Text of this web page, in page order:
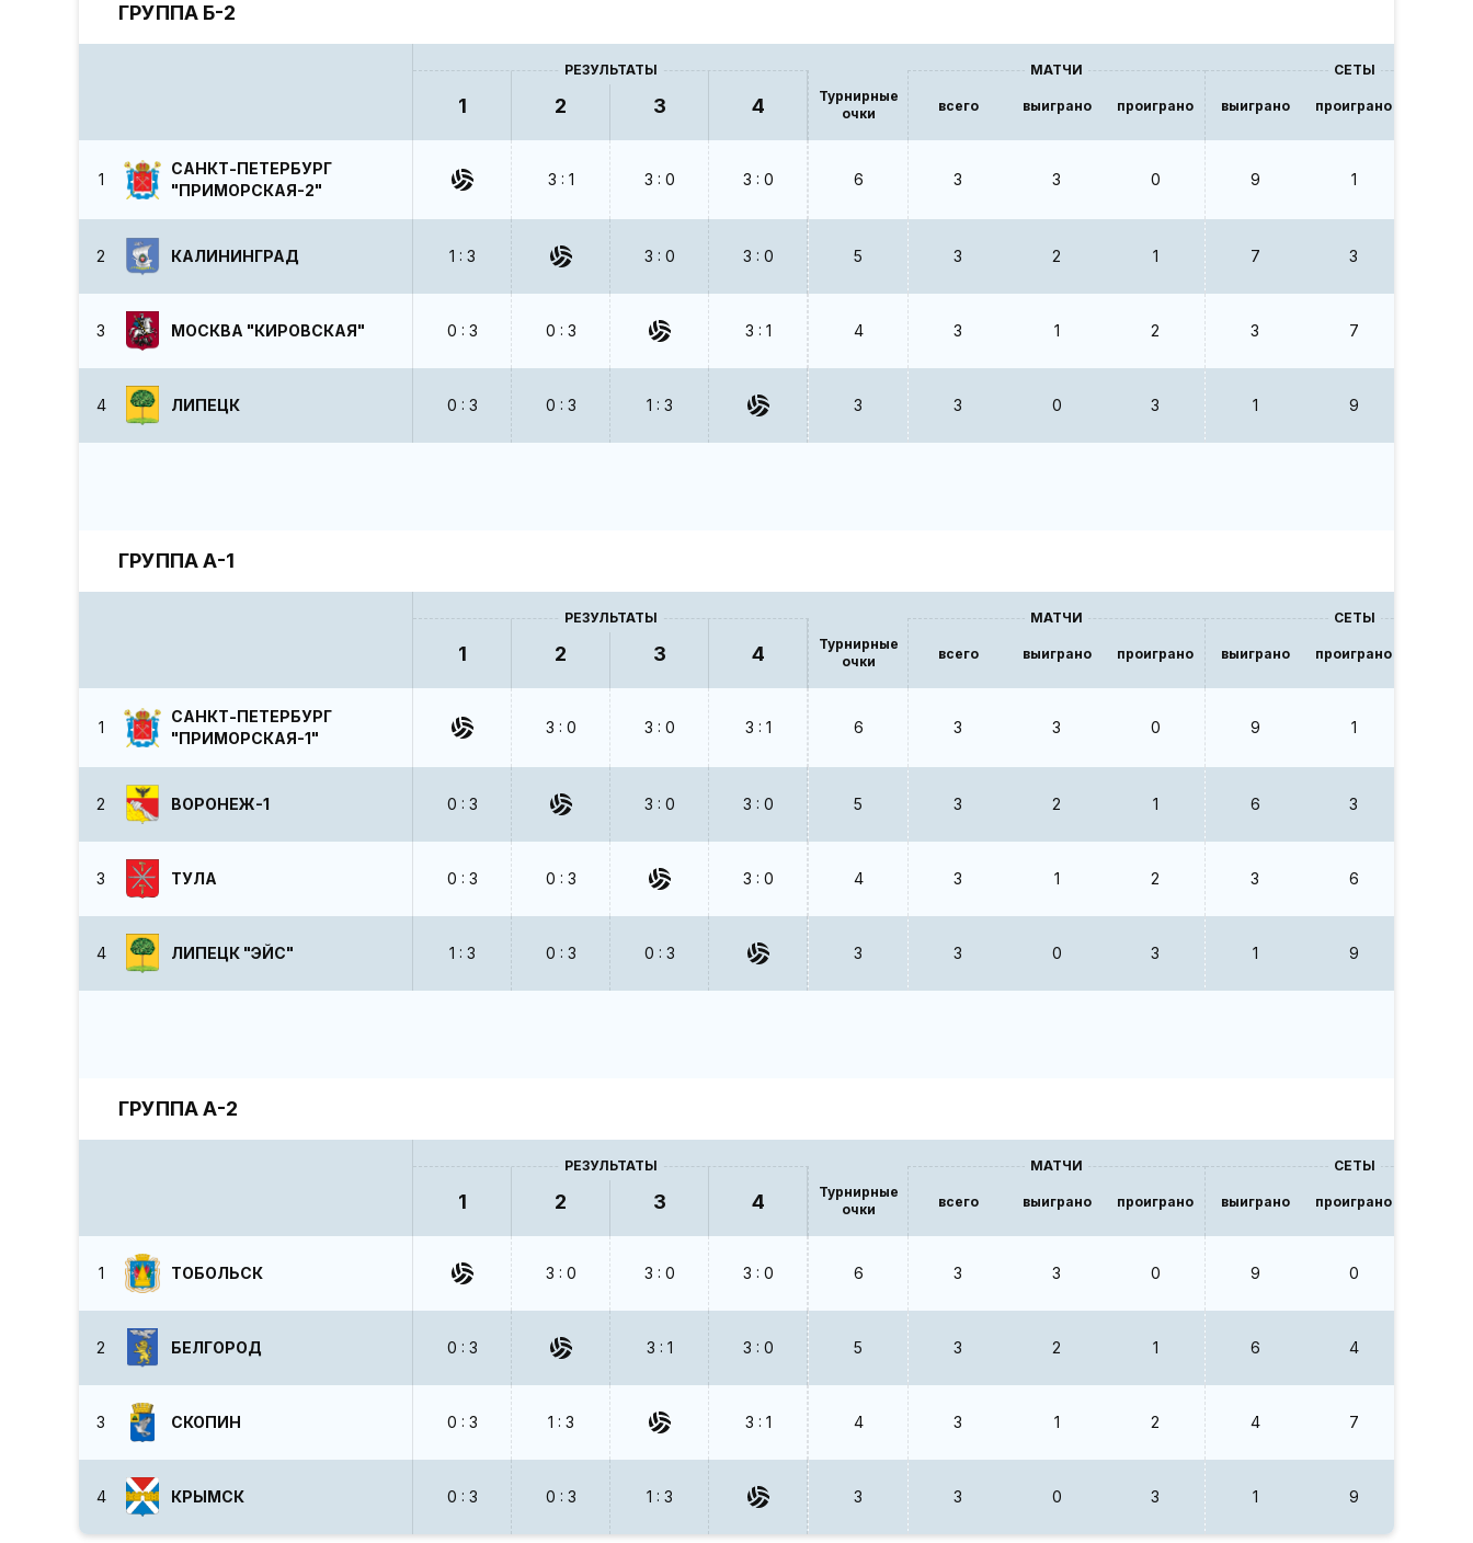
ГРУППА Б-2
РЕЗУЛЬТАТЫ
1 2 3 4
Турнирные
очки
МАТЧИ
всего выиграно проиграно
СЕТЫ
выиграно проиграно
1
САНКТ-ПЕТЕРБУРГ
"ПРИМОРСКАЯ-2"
3 : 1 3 : 0 3 : 0 6 3 3 0 9 1
2 КАЛИНИНГРАД 1 : 3 3 : 0 3 : 0 5 3 2 1 7 3
3 МОСКВА "КИРОВСКАЯ" 0 : 3 0 : 3 3 : 1 4 3 1 2 3 7
4 ЛИПЕЦК 0 : 3 0 : 3 1 : 3 3 3 0 3 1 9
ГРУППА А-1
РЕЗУЛЬТАТЫ
1 2 3 4
Турнирные
очки
МАТЧИ
всего выиграно проиграно
СЕТЫ
выиграно проиграно
1
САНКТ-ПЕТЕРБУРГ
"ПРИМОРСКАЯ-1"
3 : 0 3 : 0 3 : 1 6 3 3 0 9 1
2 ВОРОНЕЖ-1 0 : 3 3 : 0 3 : 0 5 3 2 1 6 3
3 ТУЛА 0 : 3 0 : 3 3 : 0 4 3 1 2 3 6
4 ЛИПЕЦК "ЭЙС" 1 : 3 0 : 3 0 : 3 3 3 0 3 1 9
ГРУППА А-2
РЕЗУЛЬТАТЫ
1 2 3 4
Турнирные
очки
МАТЧИ
всего выиграно проиграно
СЕТЫ
выиграно проиграно
1 ТОБОЛЬСК 3 : 0 3 : 0 3 : 0 6 3 3 0 9 0
2 БЕЛГОРОД 0 : 3 3 : 1 3 : 0 5 3 2 1 6 4
3 СКОПИН 0 : 3 1 : 3 3 : 1 4 3 1 2 4 7
4 КРЫМСК 0 : 3 0 : 3 1 : 3 3 3 0 3 1 9